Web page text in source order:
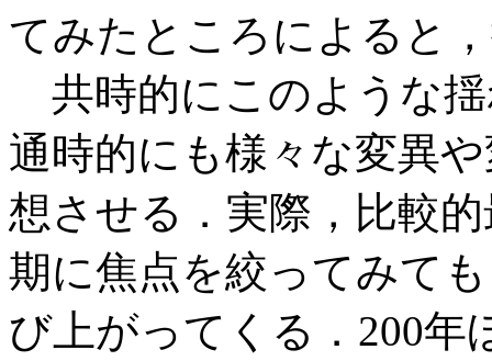
てみたところによると
共時的にこのような
通時的にも様々な変異
想させる．実際，比較
期に焦点を絞ってみて
び上がってくる．200年